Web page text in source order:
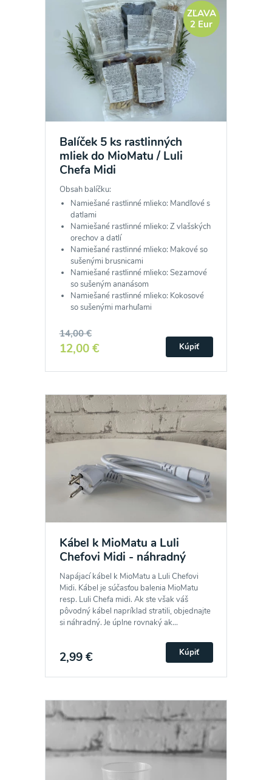
ZĽAVA
2 Eur
Balíček 5 ks rastlinných
mliek do MioMatu / Luli
Chefa Midi
Obsah balíčku:
Namiešané rastlinné mlieko: Mandľové s
datlami
Namiešané rastlinné mlieko: Z vlašských
orechov a datlí
Namiešané rastlinné mlieko: Makové so
sušenými brusnicami
Namiešané rastlinné mlieko: Sezamové
so sušeným ananásom
Namiešané rastlinné mlieko: Kokosové
so sušenými marhuľami
14,00 €
12,00 € Kúpiť
Kábel k MioMatu a Luli
Chefovi Midi - náhradný
Napájací kábel k MioMatu a Luli Chefovi
Midi. Kábel je súčasťou balenia MioMatu
resp. Luli Chefa midi. Ak ste však váš
pôvodný kábel napríklad stratili, objednajte
si náhradný. Je úplne rovnaký ak...
2,99 € Kúpiť